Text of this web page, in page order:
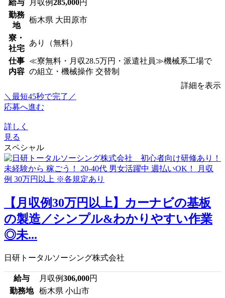
給与 月収例285,000円
勤務
地
栃木県 大田原市
寮・
社宅
あり（無料）
仕事
内容
≪寮無料・月収28.5万円・派遣社員≫機械系工場で
の組立・機械操作 交替制
詳細を表示
＼最短45秒で完了／
応募へ進む
詳しく
見る
スペシャル
【月収例30万円以上】カーナビの基板
の製造／シンプル&わかりやすい作業
◎未...
日研トータルソーシング株式会社
給与 月収例306,000円
勤務地
栃木県 小山市